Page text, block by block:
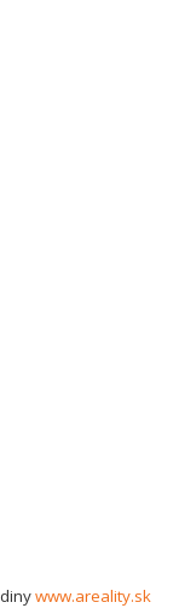
www.areality.sk